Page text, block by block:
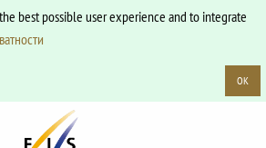
best possible user experience and to integrate
OK